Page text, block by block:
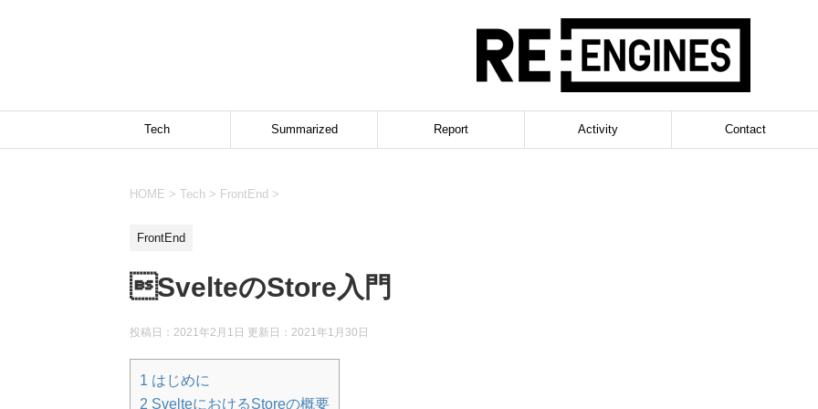
Tech Summarized Report Activity Contact
HOME > Tech > FrontEnd >
FrontEnd
SvelteのStore入門
投稿日：2021年2月1日 更新日： 2021年1月30日
1 はじめに
2 SvelteにおけるStoreの概要